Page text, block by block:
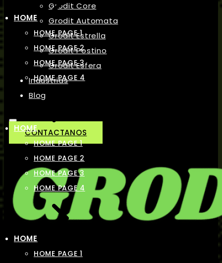
Grodit Core
Grodit Automata
Grodit Estrella
Grodit Postino
Grodit Esfera
Industrias
Blog
CONTACTANOS
HOME
HOME PAGE 1
HOME PAGE 2
HOME PAGE 3
HOME PAGE 4
HOME
HOME PAGE 1
HOME PAGE 2
HOME PAGE 3
HOME PAGE 4
HOME
HOME PAGE 1